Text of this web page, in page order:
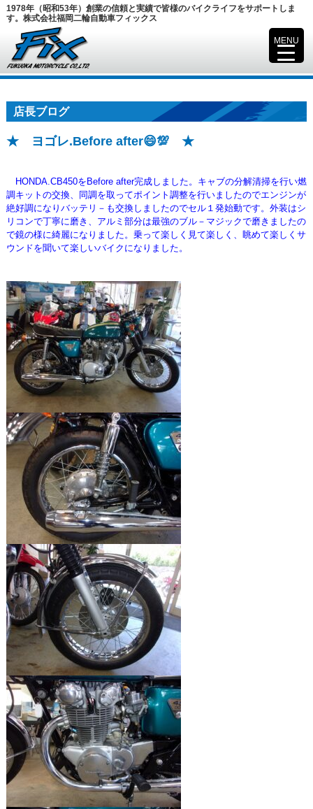
1978年（昭和53年）創業の信頼と実績で皆様のバイクライフをサポートしま
す。株式会社福岡二輪自動車フィックス
店長ブログ
★ ヨゴレ.Before after😄💯 ★
HONDA.CB450をBefore after完成しました。キャブの分解清掃を行い燃
調キットの交換、同調を取ってポイント調整を行いましたのでエンジンが
絶好調になりバッテリ－も交換しましたのでセル１発始動です。外装はシ
リコンで丁寧に磨き、アルミ部分は最強のブル－マジックで磨きましたの
で鏡の様に綺麗になりました。乗って楽しく見て楽しく、 眺めて楽しくサ
ウンドを聞いて楽しいバイクになりました。
MENU
▼